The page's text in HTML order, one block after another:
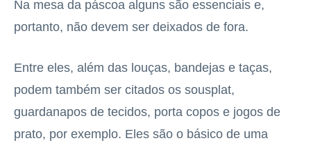
Na mesa da páscoa alguns são essenciais e,
portanto, não devem ser deixados de fora.
Entre eles, além das louças, bandejas e taças,
podem também ser citados os sousplat,
guardanapos de tecidos, porta copos e jogos de
prato, por exemplo. Eles são o básico de uma